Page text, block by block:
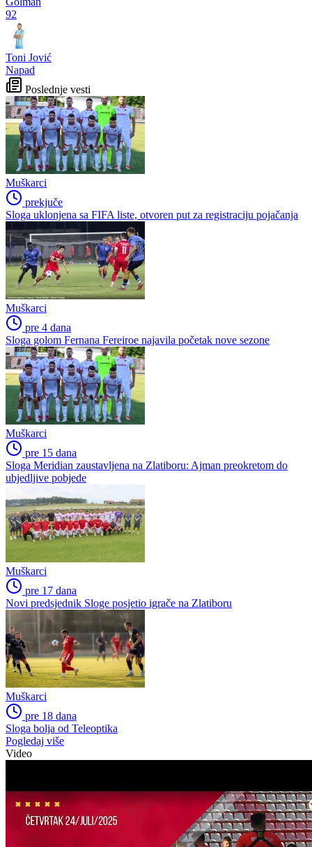
92
Toni Jović
Napad
Poslednje vesti
Muškarci
prekjuče
Sloga uklonjena sa FIFA liste, otvoren put za registraciju pojačanja
Muškarci
pre 4 dana
Sloga golom Fernana Fereiroe najavila početak nove sezone
Muškarci
pre 15 dana
Sloga Meridian zaustavljena na Zlatiboru: Ajman preokretom do
ubjedljive pobjede
Muškarci
pre 17 dana
Novi predsjednik Sloge posjetio igrače na Zlatiboru
Muškarci
pre 18 dana
Sloga bolja od Teleoptika
Pogledaj više
Video